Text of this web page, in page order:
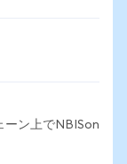
ーン上でNBISon